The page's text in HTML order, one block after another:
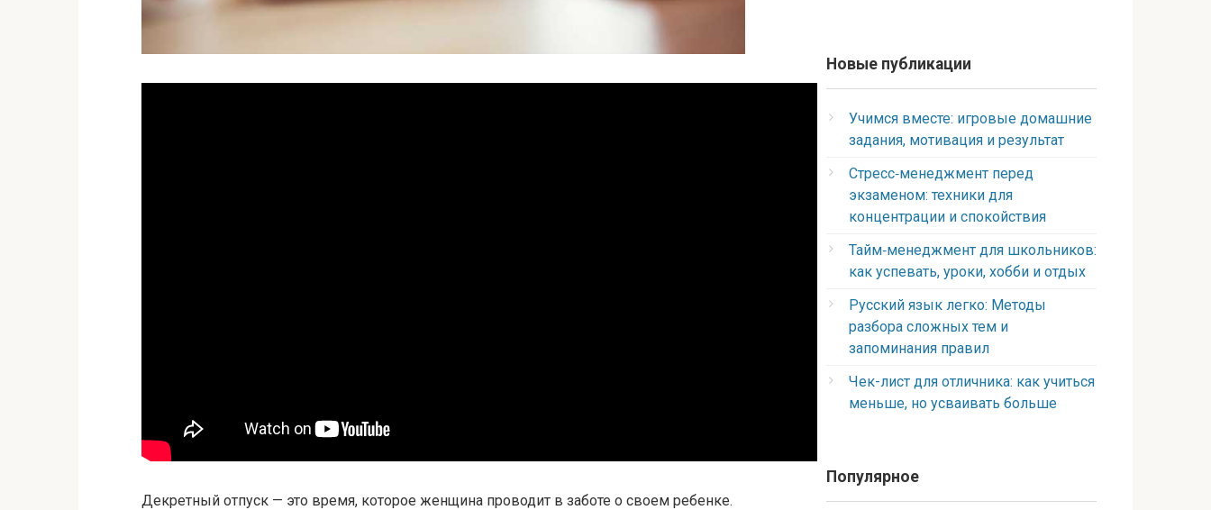
Декретный отпуск — это время, которое женщина проводит в заботе о своем ребенке.
Новые публикации
Учимся вместе: игровые домашние
задания, мотивация и результат
Стресс‑менеджмент перед
экзаменом: техники для
концентрации и спокойствия
Тайм‑менеджмент для школьников:
как успевать, уроки, хобби и отдых
Русский язык легко: Методы
разбора сложных тем и
запоминания правил
Чек-лист для отличника: как учиться
меньше, но усваивать больше
Популярное